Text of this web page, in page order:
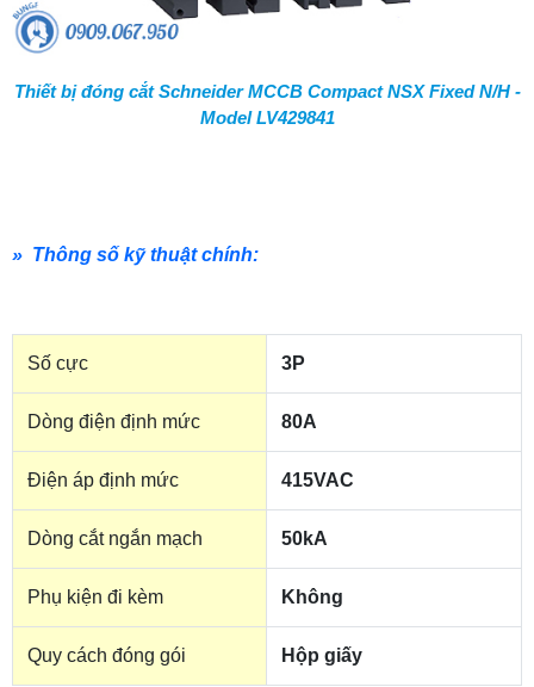
Thiết bị đóng cắt Schneider MCCB Compact NSX Fixed N/H -
Model LV429841
» Thông số kỹ thuật chính:
Số cực 3P
Dòng điện định mức 80A
Điện áp định mức 415VAC
Dòng cắt ngắn mạch 50kA
Phụ kiện đi kèm Không
Quy cách đóng gói Hộp giấy